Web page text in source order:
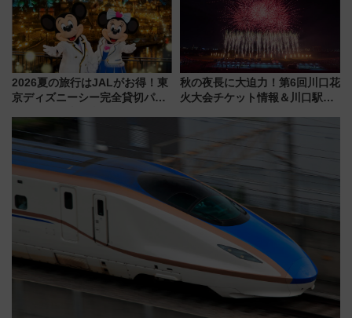
2026夏の旅行はJALがお得！東
京ディズニーシー完全貸切パー
ーン始まる 条件は「夏の国内
線に2回搭乗」
秋の夜長に大迫力！第6回川口花
火大会チケット情報＆川口駅か